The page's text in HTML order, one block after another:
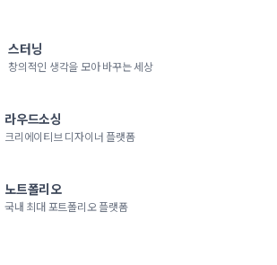
스터닝
창의적인 생각을 모아 바꾸는 세상
라우드소싱
크리에이티브 디자이너 플랫폼
노트폴리오
국내 최대 포트폴리오 플랫폼